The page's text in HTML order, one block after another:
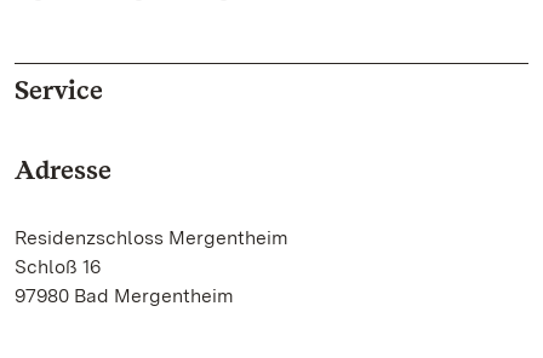
Service
Adresse
Residenzschloss Mergentheim
Schloß 16
97980 Bad Mergentheim